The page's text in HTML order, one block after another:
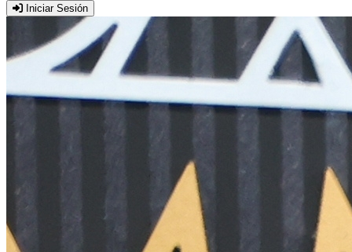
Iniciar Sesión